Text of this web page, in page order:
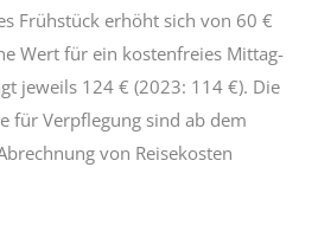
Frühstück erhöht sich von 60 €
Wert für ein kostenfreies Mittag-
jeweils 124 € (2023: 114 €). Die
für Verpflegung sind ab dem
von Reisekosten